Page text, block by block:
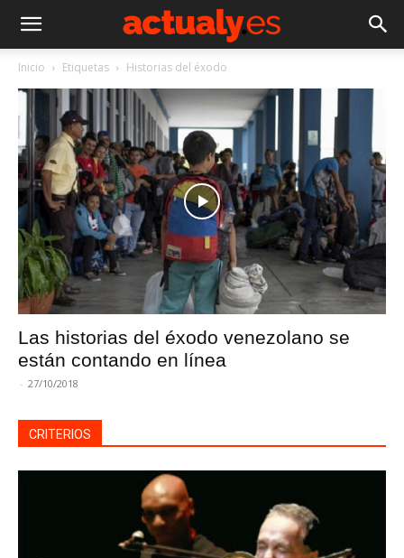
Inicio Etiquetas Historias del éxodo
Las historias del éxodo venezolano se
están contando en línea
- 27/10/2018
CRITERIOS